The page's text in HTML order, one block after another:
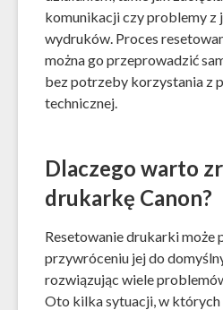
komunikacji czy problemy z
wydruków. Proces
można go przeprowadzić
bez potrzeby korzystania z
technicznej.
Dlaczego warto
drukarkę Canon?
Resetowanie drukarki może
przywróceniu jej do
rozwiązując wiele
Oto kilka sytuacji, w których